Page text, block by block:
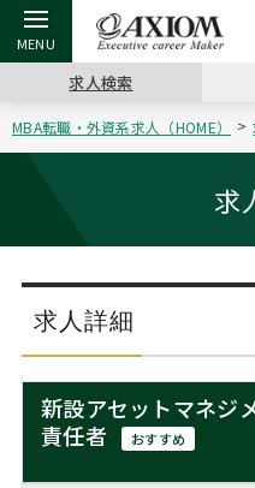
戻る
アクシアムの特長
サービス案内
コンサルタントの紹介
戻る
キャリア支援 TOP
キャリアデザイン講座
（最新求人市場動向）
ステージ別アドバイス
MBAの転職事例
MBAからのFAQ
戻る
転職ツール TOP
英文レジュメの書き方
職務経歴書の書き方
よくある面接Q&A集
戻る
転職コラム TOP
“展”職相談室
転職市場の明日をよめ
転職成功への4つの鍵
戻る
イベント・セミナー TOP
ジョブフェア
キャリアデザインセミナー
キャリアフォーラム
戻る
会社概要 TOP
沿革
主なクライアント
採用情報
求人検索
MBA転職・外資系求人（HOME）
求
求人詳細
新設アセットマネ
責任者
おすすめ